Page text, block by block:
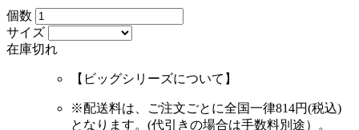
個数
サイズ
在庫切れ
【ビッグシリーズについて】
※配送料は、ご注文ごとに全国一律814円(税込)
となります。(代引きの場合は手数料別途）。